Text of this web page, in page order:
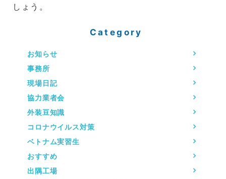
しょう。
Category
お知らせ
事務所
現場日記
協力業者会
外装豆知識
コロナウイルス対策
ベトナム実習生
おすすめ
出隅工場